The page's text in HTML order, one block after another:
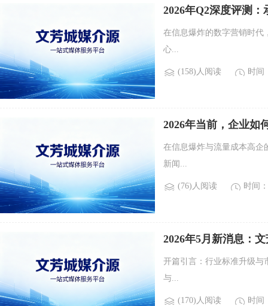
2026年Q2深度评测
在信息爆炸的数字营销时代
心...
(158)人阅读 时间
2026年当前，企业如
在信息爆炸与流量成本高企
新闻...
(76)人阅读 时间
2026年5月新消息：
开篇引言：行业标准升级与
与...
(170)人阅读 时间